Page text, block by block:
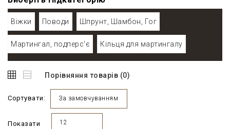
Віжки Поводи Шпрунт, Шамбон, Гог
Мартингал, подперс'є Кільця для мартингалу
Порівняння товарів (0)
Сортувати: За замовчуванням
Показати 12